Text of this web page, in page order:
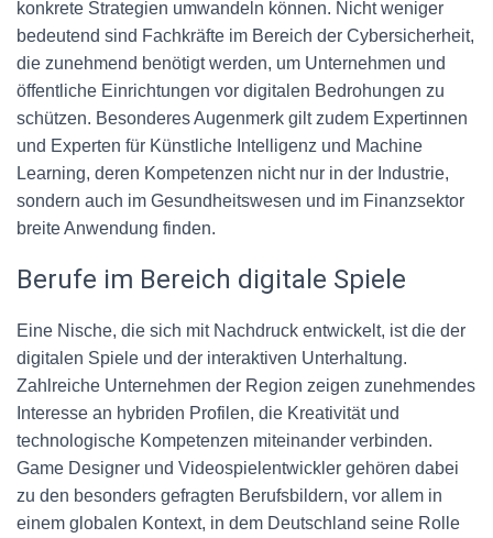
konkrete Strategien umwandeln können. Nicht weniger
bedeutend sind Fachkräfte im Bereich der Cybersicherheit,
die zunehmend benötigt werden, um Unternehmen und
öffentliche Einrichtungen vor digitalen Bedrohungen zu
schützen. Besonderes Augenmerk gilt zudem Expertinnen
und Experten für Künstliche Intelligenz und Machine
Learning, deren Kompetenzen nicht nur in der Industrie,
sondern auch im Gesundheitswesen und im Finanzsektor
breite Anwendung finden.
Berufe im Bereich digitale Spiele
Eine Nische, die sich mit Nachdruck entwickelt, ist die der
digitalen Spiele und der interaktiven Unterhaltung.
Zahlreiche Unternehmen der Region zeigen zunehmendes
Interesse an hybriden Profilen, die Kreativität und
technologische Kompetenzen miteinander verbinden.
Game Designer und Videospielentwickler gehören dabei
zu den besonders gefragten Berufsbildern, vor allem in
einem globalen Kontext, in dem Deutschland seine Rolle